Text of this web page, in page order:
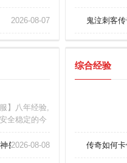
2026-08-07 鬼泣刺客
】八年经验,
全稳定的今
外较知名的
兽白虎终极驯化攻略！
2026-08-08
综合经验
传奇如何